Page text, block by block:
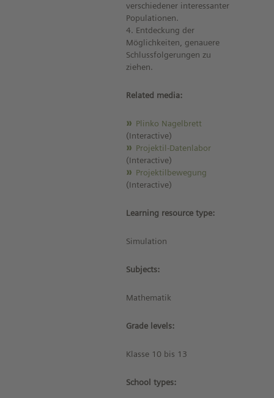
verschiedener interessanter
Populationen.
4. Entdeckung der
Möglichkeiten, genauere
Schlussfolgerungen zu
ziehen.
Related media:
Plinko Nagelbrett
(Interactive)
Projektil-Datenlabor
(Interactive)
Projektilbewegung
(Interactive)
Learning resource type:
Simulation
Subjects:
Mathematik
Grade levels:
Klasse 10 bis 13
School types: